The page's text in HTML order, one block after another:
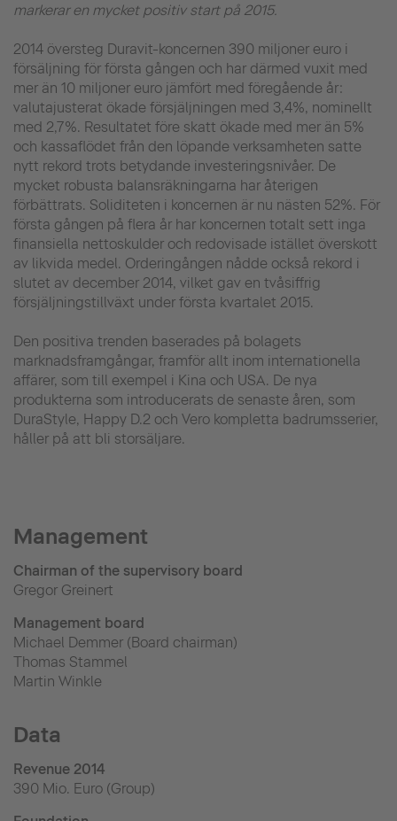
markerar en mycket positiv start på 2015.
2014 översteg Duravit-koncernen 390 miljoner euro i
försäljning för första gången och har därmed vuxit med
mer än 10 miljoner euro jämfört med föregående år:
valutajusterat ökade försjäljningen med 3,4%, nominellt
med 2,7%. Resultatet före skatt ökade med mer än 5%
och kassaflödet från den löpande verksamheten satte
nytt rekord trots betydande investeringsnivåer. De
mycket robusta balansräkningarna har återigen
förbättrats. Soliditeten i koncernen är nu nästen 52%. För
första gången på flera år har koncernen totalt sett inga
finansiella nettoskulder och redovisade istället överskott
av likvida medel. Orderingången nådde också rekord i
slutet av december 2014, vilket gav en tvåsiffrig
försjäljningstillväxt under första kvartalet 2015.
Den positiva trenden baserades på bolagets
marknadsframgångar, framför allt inom internationella
affärer, som till exempel i Kina och USA. De nya
produkterna som introducerats de senaste åren, som
DuraStyle, Happy D.2 och Vero kompletta badrumsserier,
håller på att bli storsäljare.
Management
Chairman of the supervisory board
Gregor Greinert
Management board
Michael Demmer (Board chairman)
Thomas Stammel
Martin Winkle
Data
Revenue 2014
390 Mio. Euro (Group)